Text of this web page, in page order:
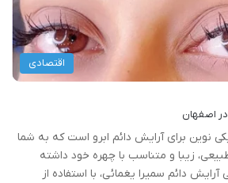
اقتصادی
اصفهان
نوین برای آرایش دائم ابرو است که به شما
زیبا و متناسب با چهره خود داشته
دائم سمیرا یغمائی، با استفاده از